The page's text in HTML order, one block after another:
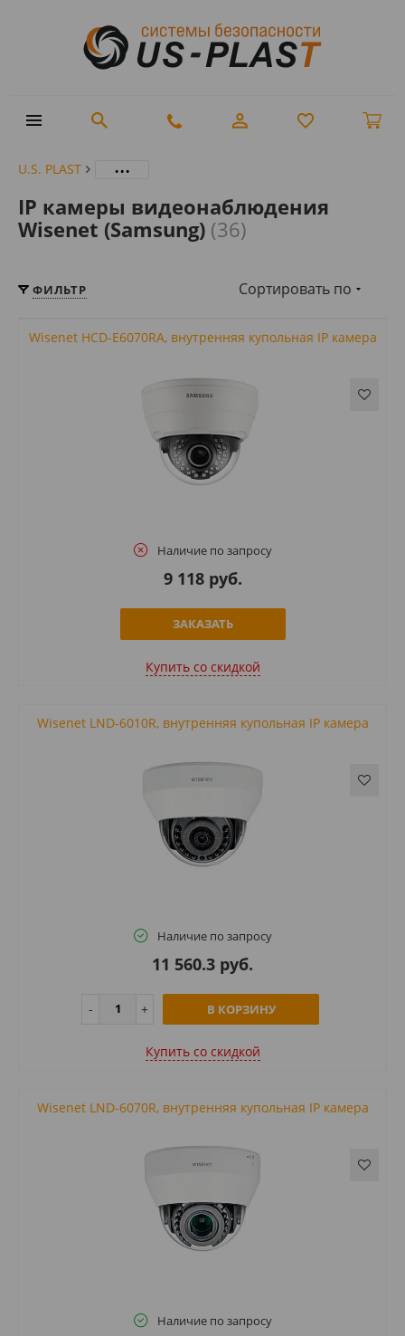
U.S. PLAST ...
IP камеры видеонаблюдения
Wisenet (Samsung) (36)
ФИЛЬТР Сортировать по
Wisenet HCD-E6070RA, внутренняя купольная IP камера
Наличие по запросу
9 118 руб.
ЗАКАЗАТЬ
Купить cо скидкой
Wisenet LND-6010R, внутренняя купольная IP камера
Наличие по запросу
11 560.3 руб.
В КОРЗИНУ
Купить cо скидкой
Wisenet LND-6070R, внутренняя купольная IP камера
Наличие по запросу